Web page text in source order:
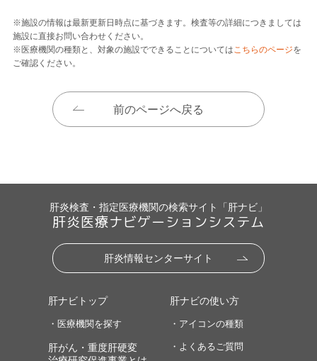
※施設の情報は最新更新日時点に基づきます。検査等の詳細につきましては
施設に直接お問い合わせください。
※医療機関の種類と、対象の施設でできることについてはこちらのページを
ご確認ください。
前のページへ戻る
肝炎検査・指定医療機関の検索サイト「肝ナビ」
肝炎医療ナビゲーションシステム
肝炎情報センターサイト
肝ナビトップ
・医療機関を探す
肝がん・重度肝硬変
肝ナビの使い方
・アイコンの種類
・よくあるご質問